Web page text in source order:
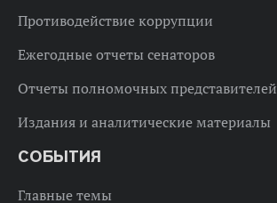
Противодействие коррупции
Ежегодные отчеты сенаторов
Отчеты полномочных представителей
Издания и аналитические материалы
СОБЫТИЯ
Главные темы